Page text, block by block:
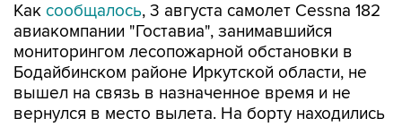
Как сообщалось, 3 августа самолет Cessna 182
авиакомпании "Гоставиа", занимавшийся
мониторингом лесопожарной обстановки в
Бодайбинском районе Иркутской области, не
вышел на связь в назначенное время и не
вернулся в место вылета. На борту находились